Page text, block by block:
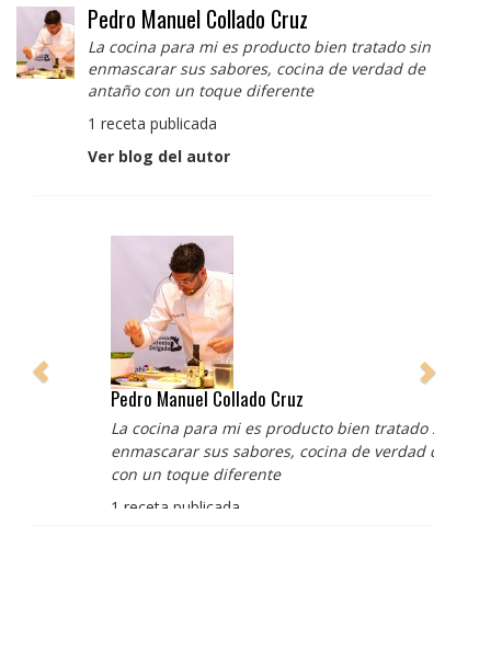
Pedro Manuel Collado Cruz
La cocina para mi es producto bien tratado sin
enmascarar sus sabores, cocina de verdad de
antaño con un toque diferente
1 receta publicada
Ver blog del autor
Pedro Manuel Collado Cruz
La cocina para mi es producto bien tratado sin
enmascarar sus sabores, cocina de verdad de antaño
con un toque diferente
1 receta publicada